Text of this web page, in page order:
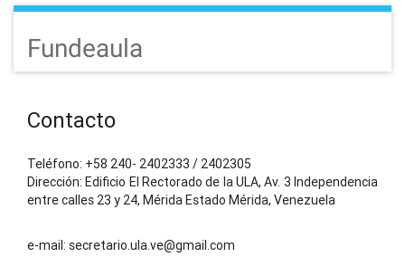
Fundeaula
Contacto
Teléfono: +58 240- 2402333 / 2402305
Dirección: Edificio El Rectorado de la ULA, Av. 3 Independencia
entre calles 23 y 24, Mérida Estado Mérida, Venezuela
e-mail: secretario.ula.ve@gmail.com